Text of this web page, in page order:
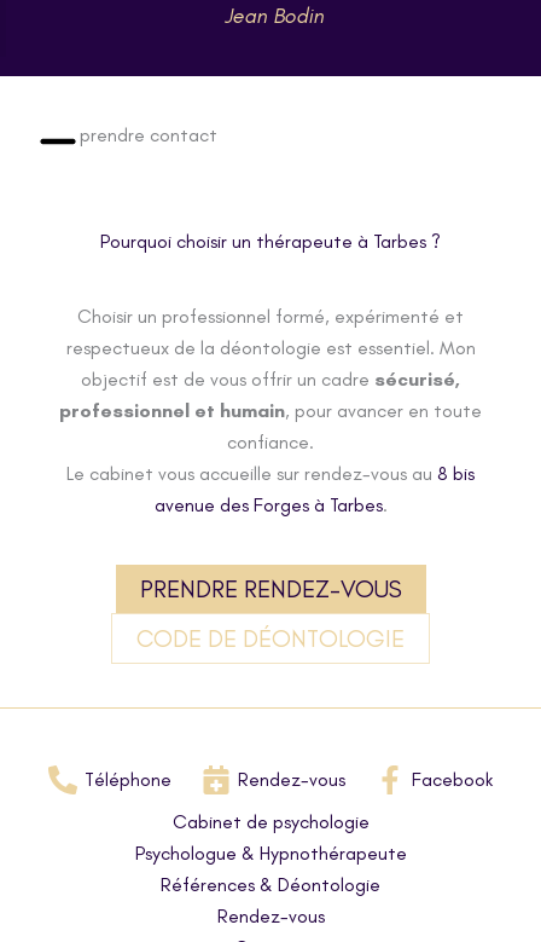
Jean Bodin
prendre contact
Pourquoi choisir un thérapeute à Tarbes ?
Choisir un professionnel formé, expérimenté et
respectueux de la déontologie est essentiel. Mon
objectif est de vous offrir un cadre sécurisé,
professionnel et humain, pour avancer en toute
confiance.
Le cabinet vous accueille sur rendez-vous au 8 bis
avenue des Forges à Tarbes.
PRENDRE RENDEZ-VOUS
CODE DE DÉONTOLOGIE
Téléphone Rendez-vous
Facebook
Cabinet de psychologie
Psychologue & Hypnothérapeute
Références & Déontologie
Rendez-vous